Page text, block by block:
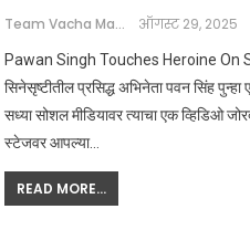
Team Vacha Marathi ऑगस्ट 29, 2025
Pawan Singh Touches Heroine On
सिनेसृष्टीतील प्रसिद्ध अभिनेता पवन सिंह पुन्हा
सध्या सोशल मीडियावर त्याचा एक व्हिडिओ
स्टेजवर आपल्या…
READ MORE...